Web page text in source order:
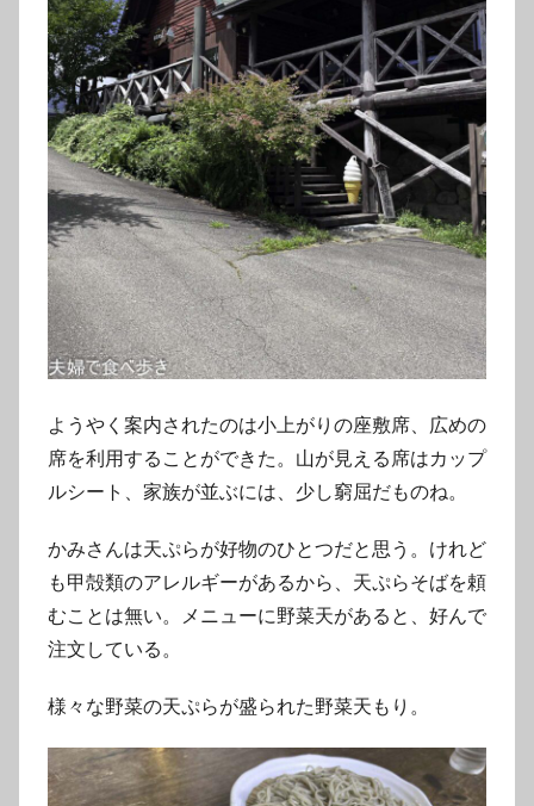
ようやく案内されたのは小上がりの座敷席、広めの
席を利用することができた。山が見える席はカップ
ルシート、家族が並ぶには、少し窮屈だものね。
かみさんは天ぷらが好物のひとつだと思う。けれど
も甲殻類のアレルギーがあるから、天ぷらそばを頼
むことは無い。メニューに野菜天があると、好んで
注文している。
様々な野菜の天ぷらが盛られた野菜天もり。